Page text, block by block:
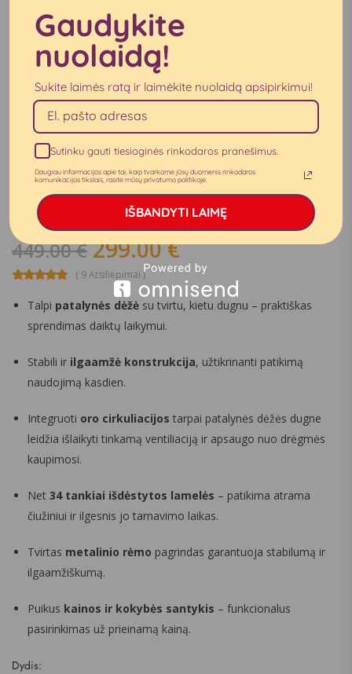
Miegamojo lova ”Lilly”
449.00€ 299.00€
( 9 Atsiliepimai )
Talpi patalynės dėžė su tvirtu, kietu dugnu – praktiškas
sprendimas daiktų laikymui.
Stabili ir ilgaamžė konstrukcija, užtikrinanti patikimą
naudojimą kasdien.
Integruoti oro cirkuliacijos tarpai patalynės dėžės dugne
leidžia išlaikyti tinkamą ventiliaciją ir apsaugo nuo drėgmės
kaupimosi.
Net 34 tankiai išdėstytos lamelės – patikima atrama
čiužiniui ir ilgesnis jo tarnavimo laikas.
Tvirtas metalinio rėmo pagrindas garantuoja stabilumą ir
ilgaamžiškumą.
Puikus kainos ir kokybės santykis – funkcionalus
pasirinkimas už prieinamą kainą.
Dydis:
Gaudykite
nuolaidą!
Sukite laimės ratą ir laimėkite nuolaidą apsipirkimui!
Sutinku gauti tiesioginės rinkodaros pranešimus.
Daugiau informacijos apie tai, kaip tvarkome jūsų duomenis rinkodaros
komunikacijos tikslais, rasite mūsų privatumo politikoje.
IŠBANDYTI LAIMĘ